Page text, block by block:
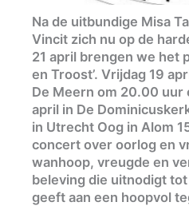
Na de uitbundige Misa
Vincit zich nu op de
21 april brengen we het
en Troost’. Vrijdag 19
De Meern om 20.00 uur
april in De
in Utrecht Oog in Alom
concert over oorlog en
wanhoop, vreugde en
beleving die uitnodigt
geeft aan een hoopvol